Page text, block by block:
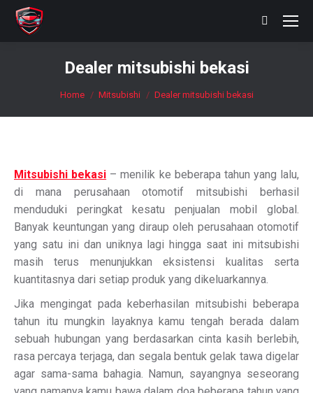
Search:
Dealer mitsubishi bekasi
You are here:
Home Mitsubishi Dealer mitsubishi bekasi
Mitsubishi bekasi – menilik ke beberapa tahun yang lalu,
di mana perusahaan otomotif mitsubishi berhasil
menduduki peringkat kesatu penjualan mobil global.
Banyak keuntungan yang diraup oleh perusahaan otomotif
yang satu ini dan uniknya lagi hingga saat ini mitsubishi
masih terus menunjukkan eksistensi kualitas serta
kuantitasnya dari setiap produk yang dikeluarkannya.
Jika mengingat pada keberhasilan mitsubishi beberapa
tahun itu mungkin layaknya kamu tengah berada dalam
sebuah hubungan yang berdasarkan cinta kasih berlebih,
rasa percaya terjaga, dan segala bentuk gelak tawa digelar
agar sama-sama bahagia. Namun, sayangnya seseorang